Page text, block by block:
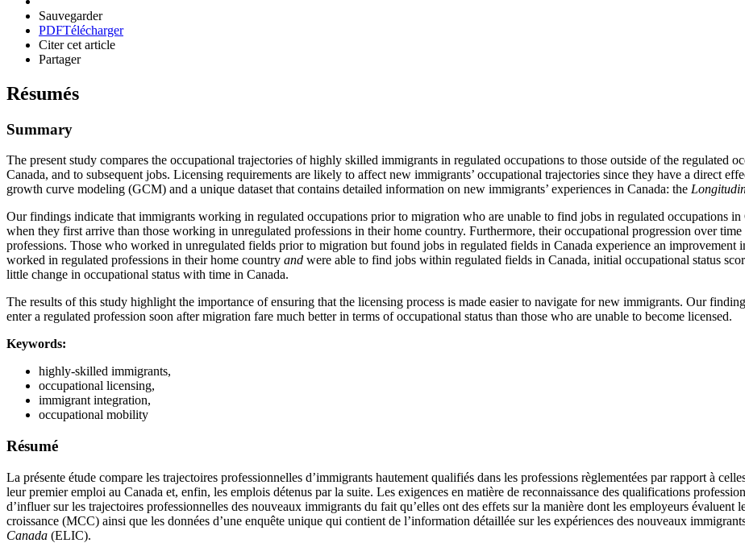
Sauvegarder
PDFTélécharger
Citer cet article
Partager
Résumés
Summary
The present study compares the occupational trajectories of highly skilled immigrants in regulated occupations to those outside of the regulated
Canada, and to subsequent jobs. Licensing requirements are likely to affect new immigrants’ occupational trajectories since they have a direct
growth curve modeling (GCM) and a unique dataset that contains detailed information on new immigrants’ experiences in Canada: the
Our findings indicate that immigrants working in regulated occupations prior to migration who are unable to find jobs in regulated occupations
when they first arrive than those working in unregulated professions in their home country. Furthermore, their occupational progression over
professions. Those who worked in unregulated fields prior to migration but found jobs in regulated fields in Canada experience an
worked in regulated professions in their home country and were able to find jobs within regulated fields in Canada, initial occupational status
little change in occupational status with time in Canada.
The results of this study highlight the importance of ensuring that the licensing process is made easier to navigate for new immigrants. Our
enter a regulated profession soon after migration fare much better in terms of occupational status than those who are unable to become licensed.
Keywords:
highly-skilled immigrants,
occupational licensing,
immigrant integration,
occupational mobility
Résumé
La présente étude compare les trajectoires professionnelles d’immigrants hautement qualifiés dans les professions règlementées par rapport à
leur premier emploi au Canada et, enfin, les emplois détenus par la suite. Les exigences en matière de reconnaissance des qualifications
d’influer sur les trajectoires professionnelles des nouveaux immigrants du fait qu’elles ont des effets sur la manière dont les employeurs
croissance (MCC) ainsi que les données d’une enquête unique qui contient de l’information détaillée sur les expériences des nouveaux
Canada (ELIC).